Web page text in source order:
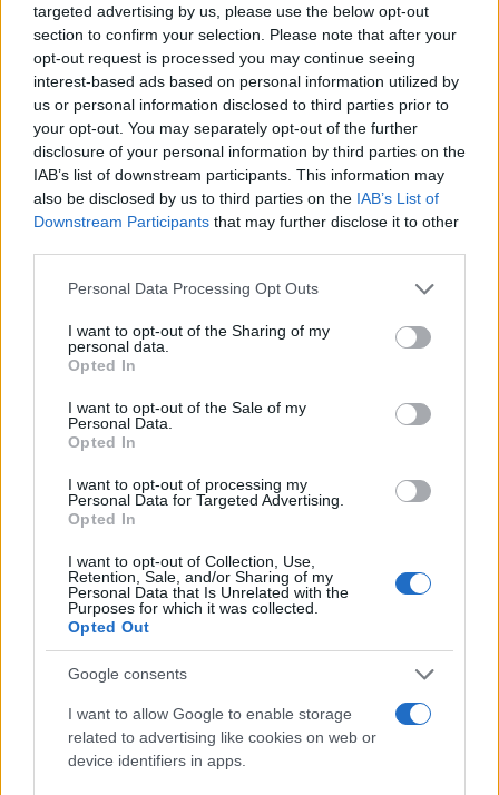
targeted advertising by us, please use the below opt-out
section to confirm your selection. Please note that after your
opt-out request is processed you may continue seeing
interest-based ads based on personal information utilized by
us or personal information disclosed to third parties prior to
your opt-out. You may separately opt-out of the further
disclosure of your personal information by third parties on the
IAB’s list of downstream participants. This information may
also be disclosed by us to third parties on the IAB’s List of
Downstream Participants that may further disclose it to other
Please note that this website/app uses one or more Google
not limited to your visit or usage behaviour. You may click to
grant or deny consent to Google and its third-party tags to
use your data for below specified purposes in below Google
consent section.
Personal Data Processing Opt Outs
I want to opt-out of the Sharing of my
personal data.
Opted In
I want to opt-out of the Sale of my
Personal Data.
Opted In
I want to opt-out of processing my
Personal Data for Targeted Advertising.
Opted In
I want to opt-out of Collection, Use,
Retention, Sale, and/or Sharing of my
Personal Data that Is Unrelated with the
Purposes for which it was collected.
Opted Out
Google consents
I want to allow Google to enable storage
related to advertising like cookies on web or
device identifiers in apps.
Σ’ αυτόν, που έλαμψε με ένα εκθαμβωτικό θείο φως,
εμφανίστηκαν οι προφήτες της Παλαιάς Διαθήκης, ο
Μωυσής και ο Ηλίας και προσκύνησαν τον δημιουργό του
νόμου.
Με φόβο και τρόμο έβλεπαν το θαυμαστό αυτό θέαμα οι
εκλεκτοί απόστολοι Πέτρος, Ιάκωβος και Ιωάννης. Και
μετά από τη νεφέλη, που τους σκέπασε, ακούστηκε η
φωνή του Θεού:
«Ούτος εστιν ο Υιός μου ο αγαπητός, εν ω ευδόκησα.
αυτού ακούετε» (Ματθ. 17, 5).